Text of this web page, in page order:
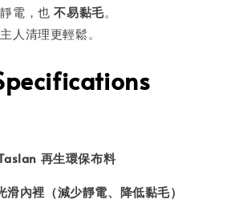
電，也不易黏毛。
人清理更輕鬆。
再生環保布料
滑內裡（減少靜電、降低黏毛）